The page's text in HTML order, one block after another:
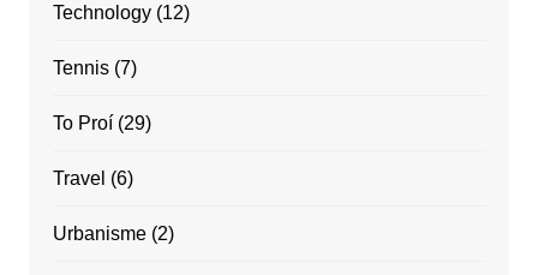
Technology(12)
Tennis(7)
To Proí(29)
Travel (6)
Urbanisme(2)